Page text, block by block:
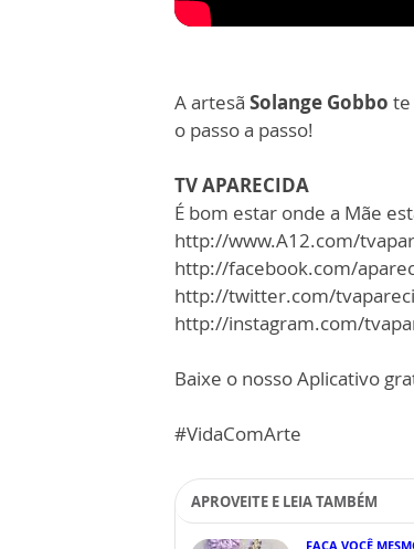
A artesã Solange Gobbo te
o passo a passo!
TV APARECIDA
É bom estar onde a Mãe
http://www.A12.com/
http://facebook.com/
http://twitter.com/
http://instagram.com/
Baixe o nosso Aplicativo
#VidaComArte
APROVEITE E LEIA TAMBÉM
FAÇA VOCÊ